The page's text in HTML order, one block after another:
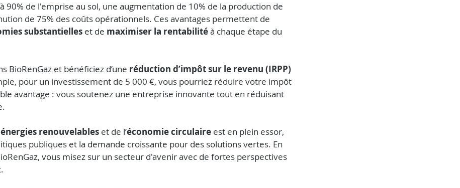
90% de l'emprise au sol, une augmentation de 10% de la production de
de 75% des coûts opérationnels. Ces avantages permettent de
substantielles et de maximiser la rentabilité à chaque étape du
BioRenGaz et bénéficiez d’une réduction d’impôt sur le revenu (IRPP)
pour un investissement de 5 000 €, vous pourriez réduire votre impôt
avantage : vous soutenez une entreprise innovante tout en réduisant
énergies renouvelables et de l’économie circulaire est en plein essor,
publiques et la demande croissante pour des solutions vertes. En
vous misez sur un secteur d'avenir avec de fortes perspectives